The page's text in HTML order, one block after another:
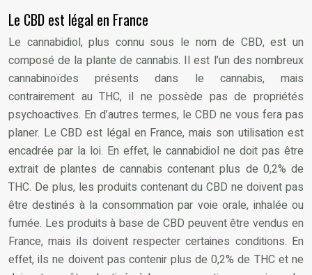
Le CBD est légal en France
Le cannabidiol, plus connu sous le nom de CBD, est un
composé de la plante de cannabis. Il est l’un des nombreux
cannabinoïdes présents dans le cannabis, mais
contrairement au THC, il ne possède pas de propriétés
psychoactives. En d’autres termes, le CBD ne vous fera pas
planer. Le CBD est légal en France, mais son utilisation est
encadrée par la loi. En effet, le cannabidiol ne doit pas être
extrait de plantes de cannabis contenant plus de 0,2% de
THC. De plus, les produits contenant du CBD ne doivent pas
être destinés à la consommation par voie orale, inhalée ou
fumée. Les produits à base de CBD peuvent être vendus en
France, mais ils doivent respecter certaines conditions. En
effet, ils ne doivent pas contenir plus de 0,2% de THC et ne